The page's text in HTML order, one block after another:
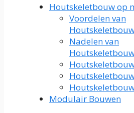
Houtskeletbouw op
Voordelen van
Nadelen van
Modulair Bouwen